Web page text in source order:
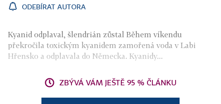
ODEBÍRAT AUTORA
Kyanid odplaval, šlendrián zůstal Během víkendu
překročila toxickým kyanidem zamořená voda v Labi
Hřensko a odplavala do Německa. Kyanidy...
ZBÝVÁ VÁM JEŠTĚ 95 % ČLÁNKU